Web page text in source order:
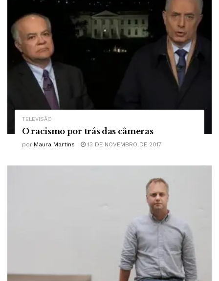
TELEVISÃO
O racismo por trás das câmeras
por Maura Martins 13 DE NOVEMBRO DE 2017